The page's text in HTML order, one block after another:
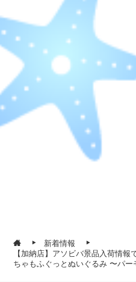
新着情報
【加納店】アソビバ景品入荷情
ちゃもふぐっとぬいぐるみ 〜パー